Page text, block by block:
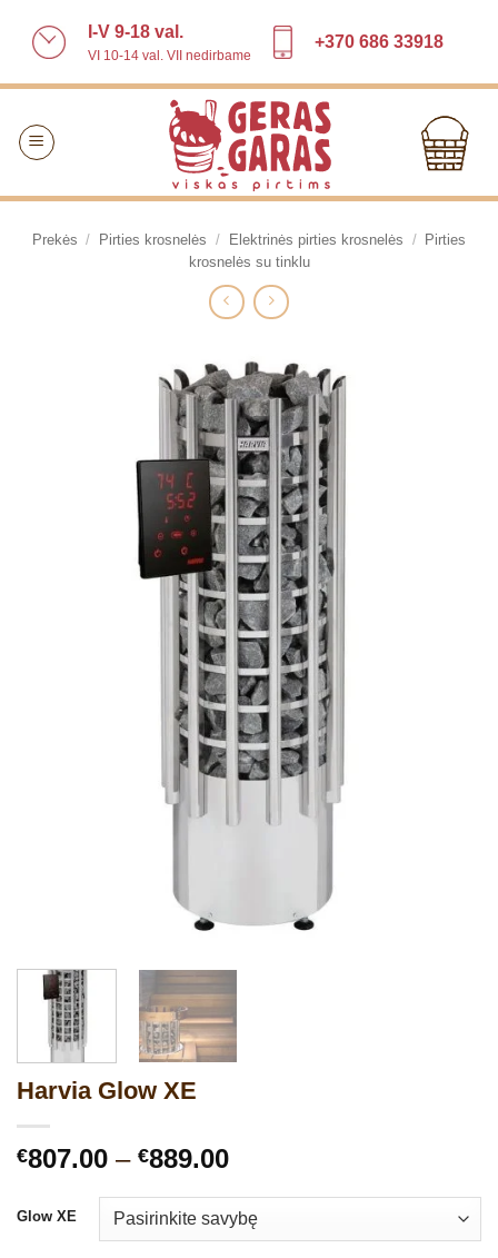
I-V 9-18 val.
VI 10-14 val. VII nedirbame
+370 686 33918
Prekės / Pirties krosnelės / Elektrinės pirties krosnelės /
Pirties
krosnelės su tinklu
Harvia Glow XE
€807.00 – €889.00Price
€807.00
through
Glow XE